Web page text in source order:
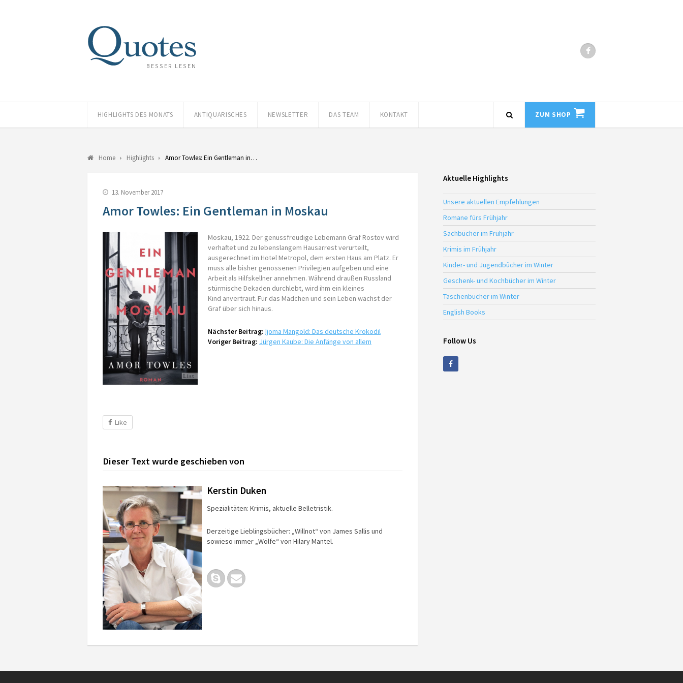
BESSER LESEN
HIGHLIGHTS DES MONATS ANTIQUARISCHES NEWSLETTER DAS TEAM KONTAKT ZUM SHOP
Home Highlights Amor Towles: Ein Gentleman in…
13. November 2017
Amor Towles: Ein Gentleman in Moskau
Moskau, 1922. Der genussfreudige Lebemann Graf Rostov wird
verhaftet und zu lebenslangem Hausarrest verurteilt,
ausgerechnet im Hotel Metropol, dem ersten Haus am Platz. Er
muss alle bisher genossenen Privilegien aufgeben und eine
Arbeit als Hilfskellner annehmen. Während draußen Russland
stürmische Dekaden durchlebt, wird ihm ein kleines
Kind anvertraut. Für das Mädchen und sein Leben wächst der
Graf über sich hinaus.
Nächster Beitrag: Ijoma Mangold: Das deutsche Krokodil
Voriger Beitrag: Jürgen Kaube: Die Anfänge von allem
Like
Dieser Text wurde geschieben von
Kerstin Duken
Spezialitäten: Krimis, aktuelle Belletristik.
Derzeitige Lieblingsbücher: „Willnot“ von James Sallis und
sowieso immer „Wölfe“ von Hilary Mantel.
Aktuelle Highlights
Unsere aktuellen Empfehlungen
Romane fürs Frühjahr
Sachbücher im Frühjahr
Krimis im Frühjahr
Kinder- und Jugendbücher im Winter
Geschenk- und Kochbücher im Winter
Taschenbücher im Winter
English Books
Follow Us